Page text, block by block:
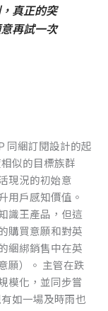
真正的突
再試一次
同綑訂閱設計的起
似的目標族群
現況的初始意
用戶感知價值。
識王產品，但這
購買意願和對英
綑綁銷售中在英
願）。 主管在跌
模化，並同步嘗
如一場及時雨也